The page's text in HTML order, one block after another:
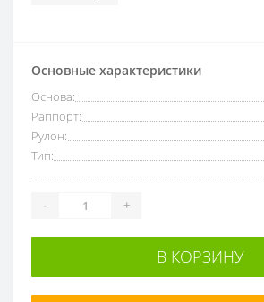
Основные характеристики
Основа:
Раппорт:
Рулон:
Тип:
- +
В КОРЗИНУ